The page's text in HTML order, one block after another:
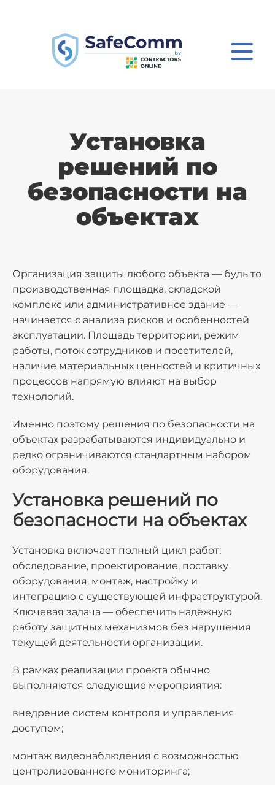
Установка
решений по
безопасности на
объектах
Организация защиты любого объекта — будь то
производственная площадка, складской
комплекс или административное здание —
начинается с анализа рисков и особенностей
эксплуатации. Площадь территории, режим
работы, поток сотрудников и посетителей,
наличие материальных ценностей и критичных
процессов напрямую влияют на выбор
технологий.
Именно поэтому решения по безопасности на
объектах разрабатываются индивидуально и
редко ограничиваются стандартным набором
оборудования.
Установка решений по
безопасности на объектах
Установка включает полный цикл работ:
обследование, проектирование, поставку
оборудования, монтаж, настройку и
интеграцию с существующей инфраструктурой.
Ключевая задача — обеспечить надёжную
работу защитных механизмов без нарушения
текущей деятельности организации.
В рамках реализации проекта обычно
выполняются следующие мероприятия:
внедрение систем контроля и управления
доступом;
монтаж видеонаблюдения с возможностью
централизованного мониторинга;